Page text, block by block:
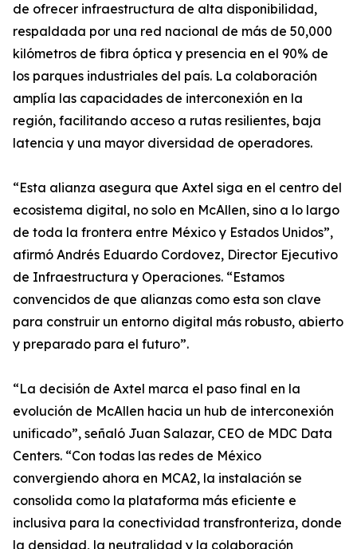
de ofrecer infraestructura de alta disponibilidad,
respaldada por una red nacional de más de 50,000
kilómetros de fibra óptica y presencia en el 90% de
los parques industriales del país. La colaboración
amplía las capacidades de interconexión en la
región, facilitando acceso a rutas resilientes, baja
latencia y una mayor diversidad de operadores.
“Esta alianza asegura que Axtel siga en el centro del
ecosistema digital, no solo en McAllen, sino a lo largo
de toda la frontera entre México y Estados Unidos”,
afirmó Andrés Eduardo Cordovez, Director Ejecutivo
de Infraestructura y Operaciones. “Estamos
convencidos de que alianzas como esta son clave
para construir un entorno digital más robusto, abierto
y preparado para el futuro”.
“La decisión de Axtel marca el paso final en la
evolución de McAllen hacia un hub de interconexión
unificado”, señaló Juan Salazar, CEO de MDC Data
Centers. “Con todas las redes de México
convergiendo ahora en MCA2, la instalación se
consolida como la plataforma más eficiente e
inclusiva para la conectividad transfronteriza, donde
la densidad, la neutralidad y la colaboración